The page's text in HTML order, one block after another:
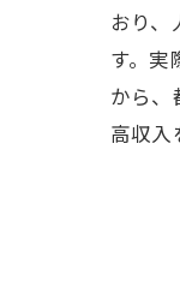
おり
す。実
から、
高収入